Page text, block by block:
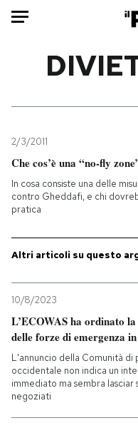
Mondo
Politica
Tecnologia
Internet
Sport
NEWSLETTER
2/3/2011
Che cos’è una “no-fly
In cosa consiste una delle
contro Gheddafi, e chi
pratica
Altri articoli su questo
10/8/2023
L’ECOWAS ha ordinato
delle forze di emergenza
L'annuncio della Comunità di
occidentale non indica un
immediato ma sembra lasciar
negoziati